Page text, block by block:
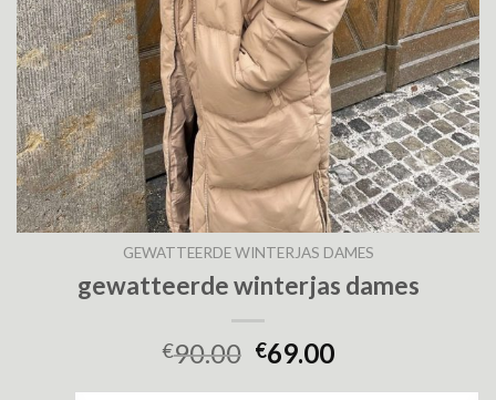
GEWATTEERDE WINTERJAS DAMES
gewatteerde winterjas dames
€90.00 €69.00